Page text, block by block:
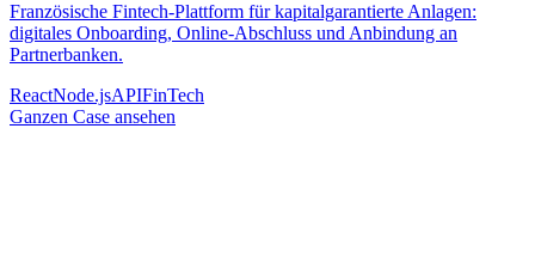
Französische Fintech-Plattform für kapitalgarantierte Anlagen:
digitales Onboarding, Online-Abschluss und Anbindung an
Partnerbanken.
ReactNode.jsAPIFinTech
Ganzen Case ansehen